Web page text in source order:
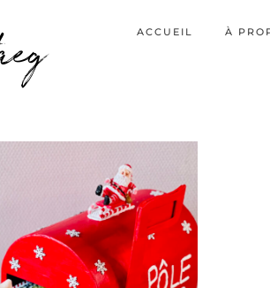
ACCUEIL À